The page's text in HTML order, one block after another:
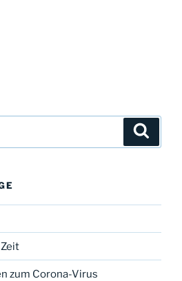
zum Corona-Virus